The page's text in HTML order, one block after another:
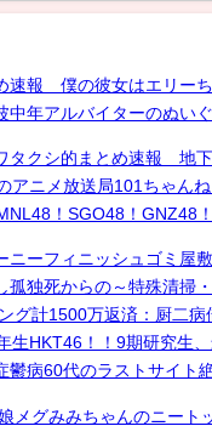
速報 僕の彼女はエリー
中年アルバイターのぬい
クシ的まとめ速報 地
ニメ放送局101ちゃん
！SGO48！GNZ48
ニーフィニッシュゴミ屋
孤独死からの～特殊清掃
グ計1500万返済：厨二病
生HKT46！！9期研究生
鬱病60代のラストサイト
メグみみちゃんのニート